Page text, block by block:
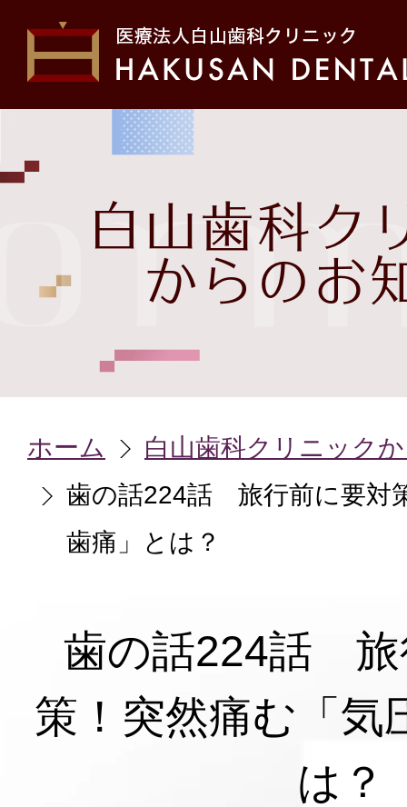
ホーム
院長・スタッフ紹介
お問い合わせ 治
白山歯科クリニックから
お知らせ
白山歯科ク
からのお
ホーム
白山歯科クリニック
歯の話224話 旅行前に要対
歯痛」とは？
歯の話224話 旅
策！突然痛む「気
は？